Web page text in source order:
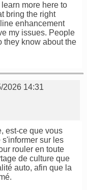
more here to
bring the right
enhancement
my issues. People
they know about the
2026 14:31
est-ce que vous
sur les
rouler en toute
de culture que
auto, afin que la